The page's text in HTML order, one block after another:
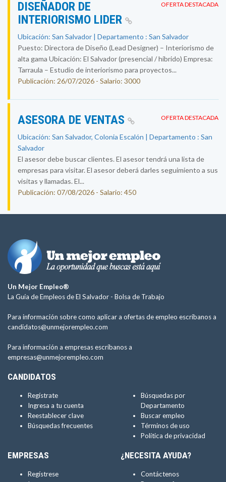
OFERTA DESTACADA
DISEÑADOR DE
INTERIORISMO LIDER
Ubicación: San Salvador | Departamento : San Salvador
Puesto: Directora de Diseño (Lead Designer) – Interiorismo de
alta gama Ubicación: El Salvador (presencial / híbrido) Empresa:
Tarraula – Estudio de interiorismo para proyectos...
Publicación: 26/07/2026 - Salario: 3000
OFERTA DESTACADA
ASESORA DE VENTAS
Ubicación: San Salvador, Colonia Escalón | Departamento : San
Salvador
El asesor debe buscar clientes. El asesor tendrá una lista de
empresas para visitar. El asesor deberá darles seguimiento a sus
visitas y llamadas. El...
Publicación: 07/08/2026 - Salario: 450
Un Mejor Empleo®
La Guía de Empleos de El Salvador - Bolsa de Trabajo
Para información sobre como aplicar a ofertas de empleo escríbanos a
candidatos@unmejorempleo.com
Para información a empresas escríbanos a
empresas@unmejorempleo.com
CANDIDATOS
Regístrate
Ingresa a tu cuenta
Reestablecer clave
Búsquedas frecuentes
Búsquedas por
Departamento
Buscar empleo
Términos de uso
Política de privacidad
EMPRESAS
Regístrese
¿NECESITA AYUDA?
Contáctenos